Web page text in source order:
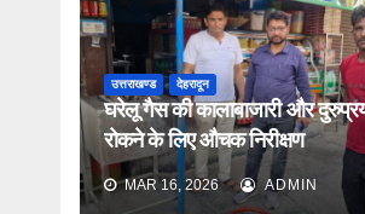
उत्तराखण्ड देहरादून
घरेलू गैस की कालाबाजारी और
रोकने के लिए औचक निरीक्षण
MAR 16, 2026 ADMIN